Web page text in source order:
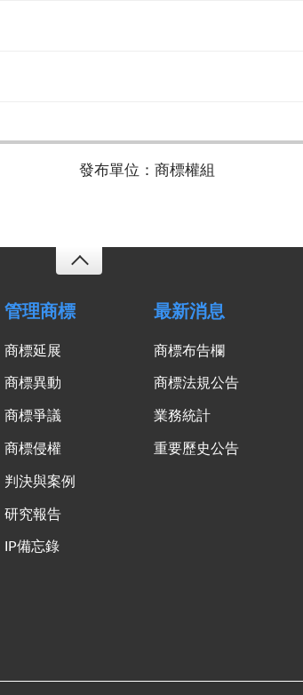
發布單位：商標權組
管理商標
商標延展
商標異動
商標爭議
商標侵權
判決與案例
研究報告
IP備忘錄
最新消息
商標布告欄
商標法規公告
業務統計
重要歷史公告